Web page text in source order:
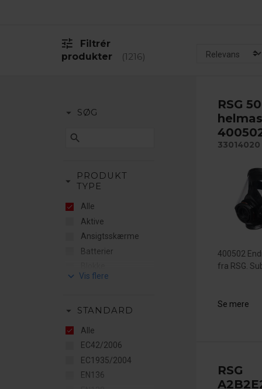
tune
Filtrér
produkter
1216
RSG
33014020
400502
fra RSG.
Se mere
RSG
arrow_drop_down SØG
search
arrow_drop_down
PRODUKT
TYPE
Alle
Aktive
Ansigtsskærme
Batterier
Briller
Dispensere
Dispensere &
stationer
Dot
Dragt & overtræk
tilbehør
keyboard_arrow_down
arrow_drop_down STANDARD
Alle
EC42/2006
EC1935/2004
EN136